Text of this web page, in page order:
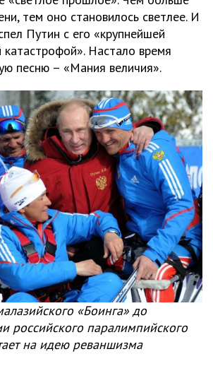
тем оно становилось светлее. И
Путин с его «крупнейшей
катастрофой». Настало время
песню – «Мания величия».
«Боинга» до
российского паралимпийского
на идею реваншизма